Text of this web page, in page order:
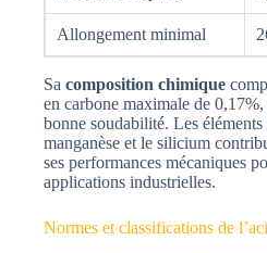
Allongement minimal
Sa composition chimique
en carbone maximale de
bonne soudabilité. Les
manganèse et le silicium
ses performances mécaniques
applications industrielles.
Normes et classifications de